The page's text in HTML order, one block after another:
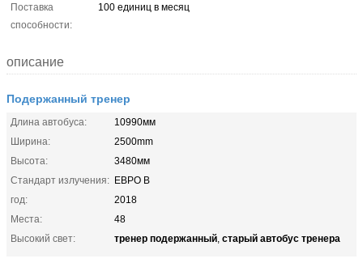
Поставка
способности:
100 единиц в месяц
описание
Подержанный тренер
Длина автобуса:
10990мм
Ширина:
2500mm
Высота:
3480мм
Стандарт излучения: ЕВРО В
год:
2018
Места:
48
Высокий свет:
тренер подержанный, старый автобус тренера